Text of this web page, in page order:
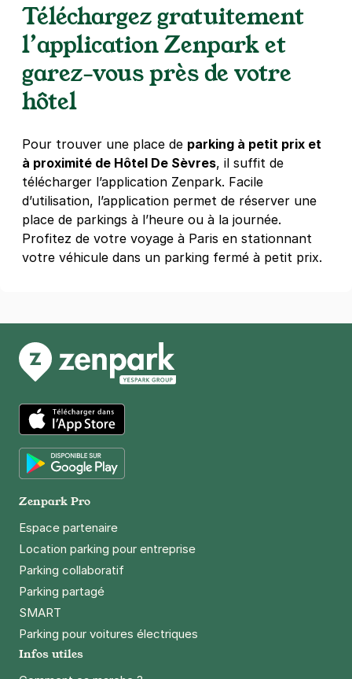
Paris - Institut Pasteur - Falguière
106 rue falguière
75015Paris
(56 avis)
3,50 € /heure
+ Abonnements disponibles
Paris - Saint-Germain-des-Prés -
Citadines
4 rue des Grands Augustins
75006
(274 avis)
4 €/heure,29 €/jour,
Réserver
+ Abonnements disponibles
Téléchargez gratuitement
l’application Zenpark et
garez-vous près de votre
hôtel
Pour trouver une place de parking à petit prix et
à proximité de Hôtel De Sèvres, il suffit de
télécharger l’application Zenpark. Facile
d’utilisation, l’application permet de réserver une
place de parkings à l’heure ou à la journée.
Profitez de votre voyage à Paris en stationnant
votre véhicule dans un parking fermé à petit prix.
App Store
Zenpark Pro
Espace partenaire
Location parking pour entreprise
Parking collaboratif
Parking partagé
SMART
Parking pour voitures électriques
Infos utiles